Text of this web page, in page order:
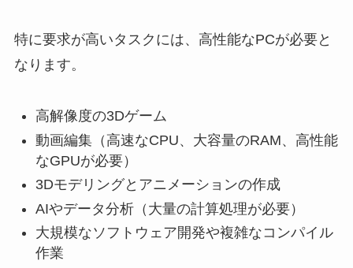
特に要求が高いタスクには、高性能なPCが必要と
なります。
高解像度の3Dゲーム
動画編集（高速なCPU、大容量のRAM、高性能
なGPUが必要）
3Dモデリングとアニメーションの作成
AIやデータ分析（大量の計算処理が必要）
大規模なソフトウェア開発や複雑なコンパイル
作業